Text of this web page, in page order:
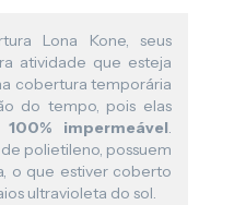
Lona Kone, seus
atividade que esteja
cobertura temporária
do tempo, pois elas
100% impermeável.
polietileno, possuem
o que estiver coberto
ultravioleta do sol.